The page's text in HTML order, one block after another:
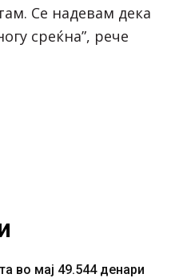
Се надевам дека
среќна”, рече
во мај 49.544 денари